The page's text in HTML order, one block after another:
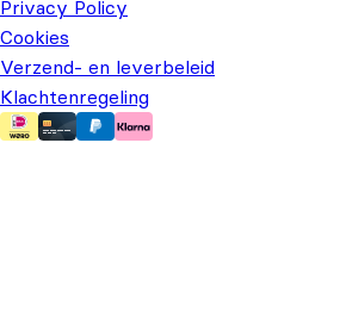
Privacy Policy
Cookies
Verzend- en leverbeleid
Klachtenregeling